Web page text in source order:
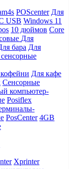
POScenter Для
USB Windows 11
10 дюймов Core
Для
бара Для
Для кафе
Сенсорные
компьютер-
Posiflex
PosCenter 4GB
Xprinter